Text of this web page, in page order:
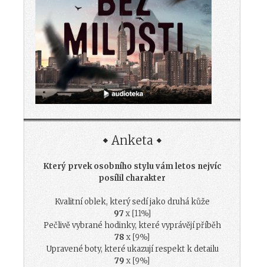
Anketa
Který prvek osobního stylu vám letos nejvíc
posílil charakter
Kvalitní oblek, který sedí jako druhá kůže
97x [11%]
Pečlivě vybrané hodinky, které vyprávějí příběh
78 x [9%]
Upravené boty, které ukazují respekt k detailu
79 x [9%]